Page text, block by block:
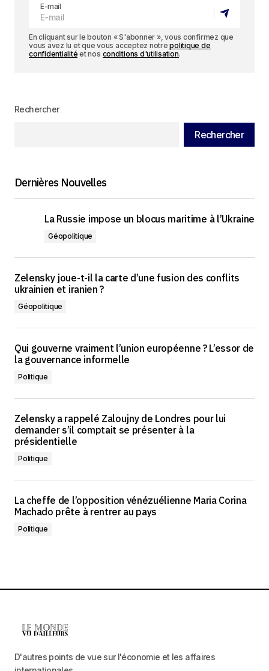
E-mail
En cliquant sur le bouton « S'abonner », vous confirmez que
vous avez lu et que vous acceptez notrepolitique de
confidentialité et nos conditions d'utilisation.
Rechercher
Rechercher
Dernières Nouvelles
La Russie impose un blocus maritime à l’Ukraine
Géopolitique
Zelensky joue-t-il la carte d’une fusion des conflits
ukrainien et iranien ?
Géopolitique
Qui gouverne vraiment l’union européenne ? L’essor de
la gouvernance informelle
Politique
Zelensky a rappelé Zaloujny de Londres pour lui
demander s’il comptait se présenter à la
présidentielle
Politique
La cheffe de l’opposition vénézuélienne Maria Corina
Machado prête à rentrer au pays
Politique
D'autres points de vue sur l'économie et les affaires